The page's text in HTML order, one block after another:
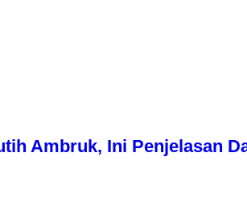
Ambruk, Ini Penjelasan